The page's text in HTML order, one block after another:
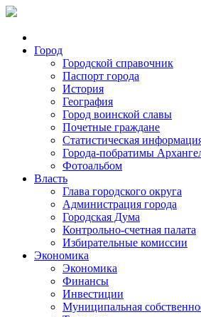
Город
Городской справочник
Паспорт города
История
География
Город воинской славы
Почетные граждане
Статистическая
Города-побратимы
Фотоальбом
Власть
Глава городского округа
Администрация города
Городская Дума
Контрольно-счетная палата
Избирательные комиссии
Экономика
Экономика
Финансы
Инвестиции
Муниципальная